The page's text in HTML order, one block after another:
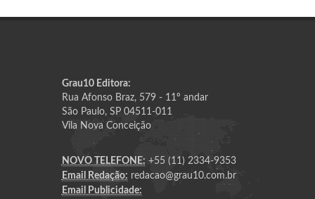
Grau10 Editora:
Rua Afonso Braz, 579 - 11º andar
São Paulo, SP 04511-011
Vila Nova Conceição
NOVO TELEFONE: +55 (11) 2334-9353
Email Redação: redacao@grau10.com.br
Email Publicidade: